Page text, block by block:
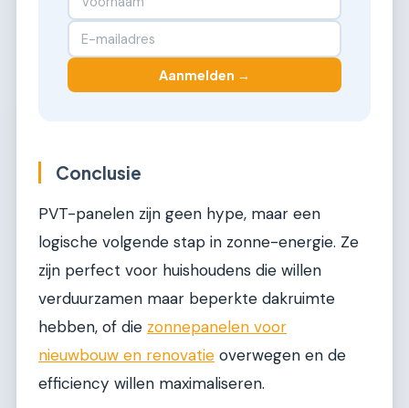
Aanmelden →
Conclusie
PVT-panelen zijn geen hype, maar een
logische volgende stap in zonne-energie. Ze
zijn perfect voor huishoudens die willen
verduurzamen maar beperkte dakruimte
hebben, of die zonnepanelen voor
nieuwbouw en renovatie overwegen en de
efficiency willen maximaliseren.